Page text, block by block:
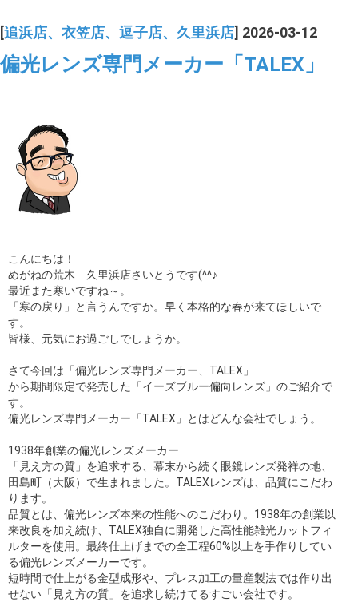
[追浜店、衣笠店、逗子店、久里浜店] 2026-03-12
偏光レンズ専門メーカー「TALEX」
こんにちは！
めがねの荒木 久里浜店さいとうです(^^♪
最近また寒いですね～。
「寒の戻り」と言うんですか。早く本格的な春が来てほしいで
す。
皆様、元気にお過ごしでしょうか。
さて今回は「偏光レンズ専門メーカー、TALEX」
から期間限定で発売した「イーズブルー偏向レンズ」のご紹介で
す。
偏光レンズ専門メーカー「TALEX」とはどんな会社でしょう。
1938年創業の偏光レンズメーカー
「見え方の質」を追求する、幕末から続く眼鏡レンズ発祥の地、
田島町（大阪）で生まれました。TALEXレンズは、品質にこだわ
ります。
品質とは、偏光レンズ本来の性能へのこだわり。1938年の創業以
来改良を加え続け、TALEX独自に開発した高性能雑光カットフィ
ルターを使用。最終仕上げまでの全工程60%以上を手作りしてい
る偏光レンズメーカーです。
短時間で仕上がる金型成形や、プレス加工の量産製法では作り出
せない「見え方の質」を追求し続けてるすごい会社です。